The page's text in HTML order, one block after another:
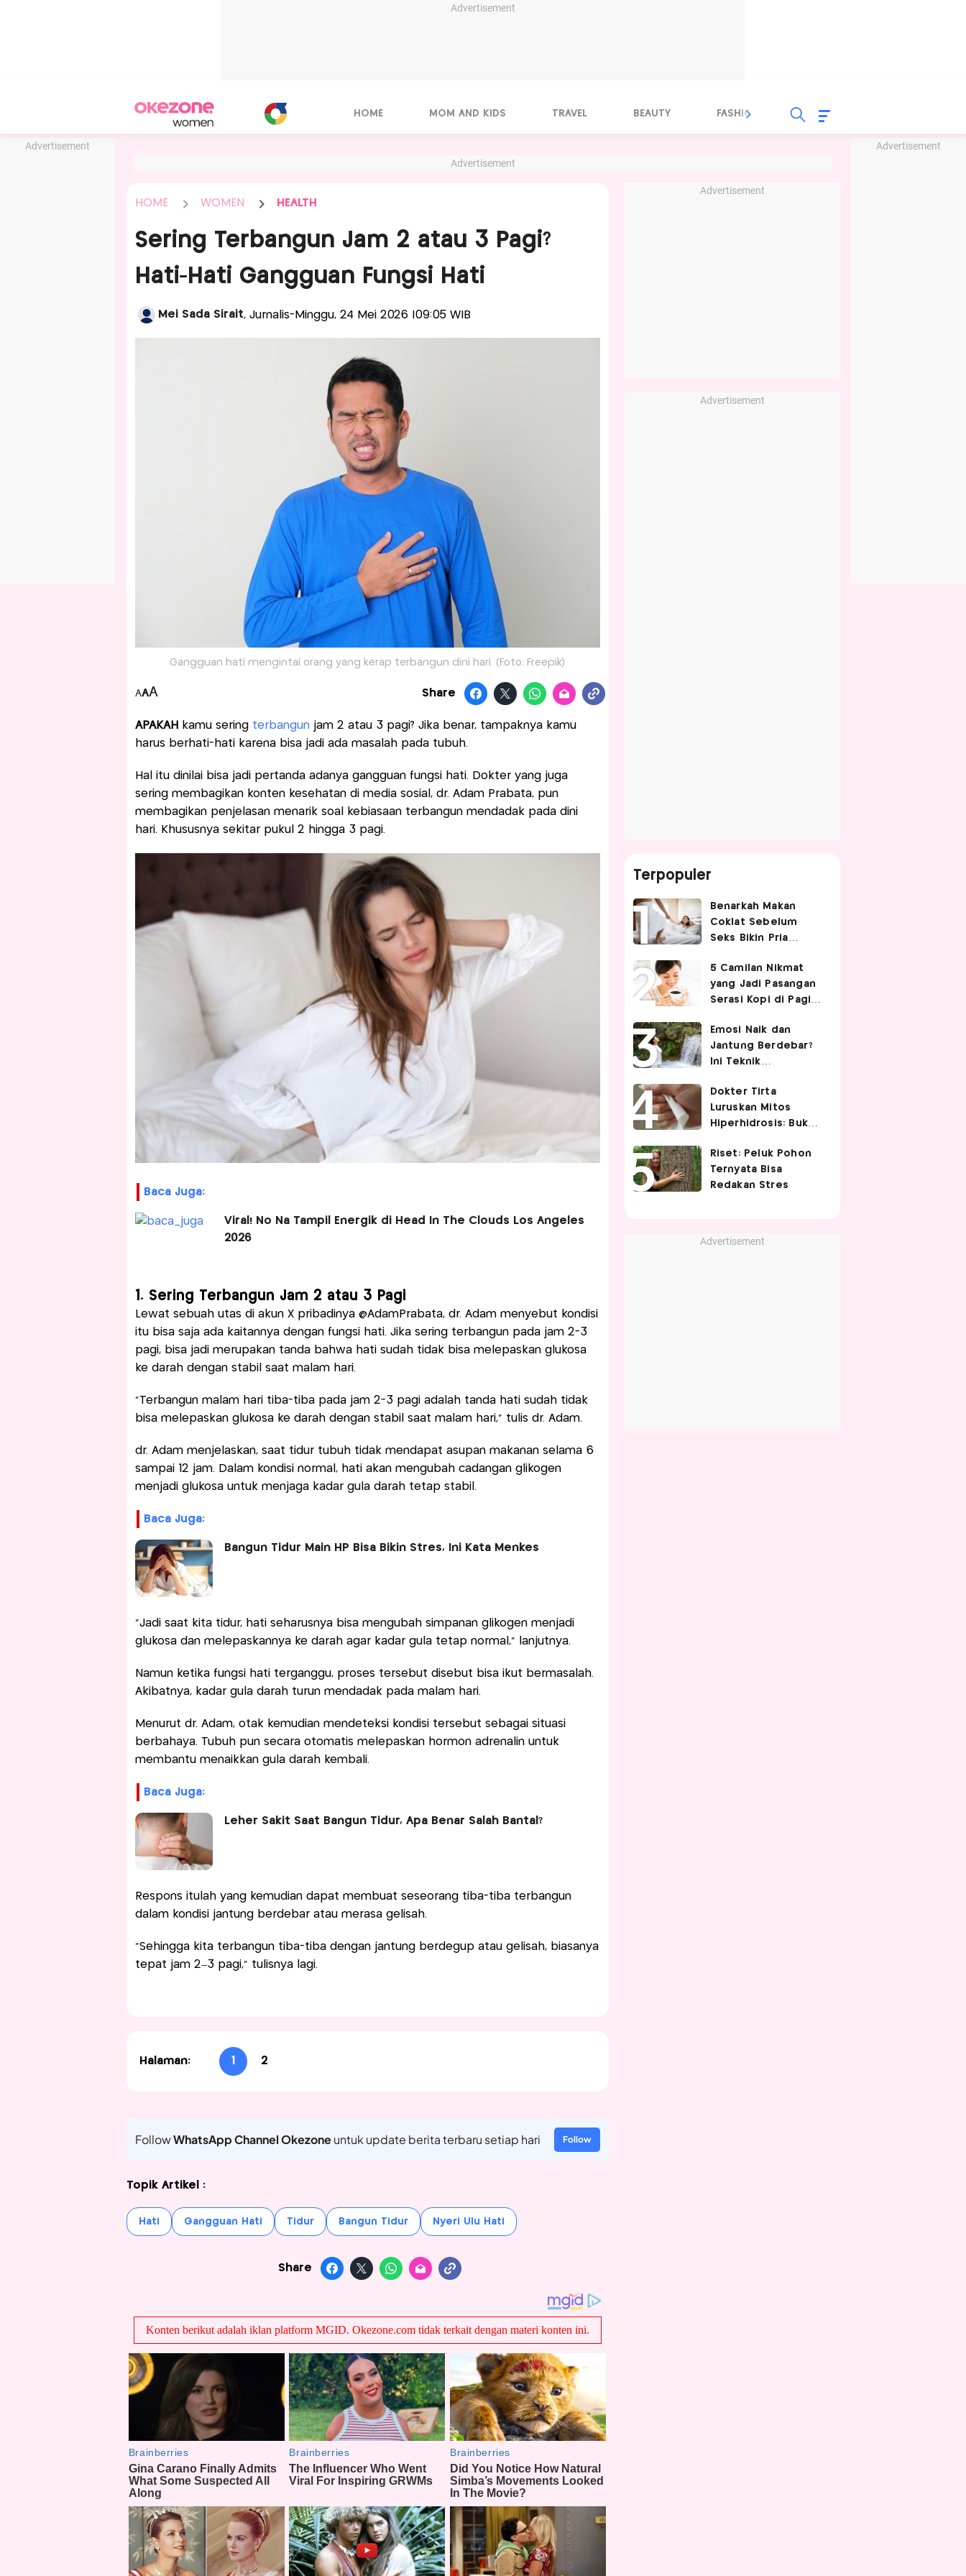
Advertisement
Advertisement Advertisement
HOME MOM AND KIDS TRAVEL BEAUTY FASHION FOOD
Advertisement
HOME WOMEN HEALTH
Sering Terbangun Jam 2 atau 3 Pagi?
Hati-Hati Gangguan Fungsi Hati
Mei Sada Sirait, Jurnalis-Minggu, 24 Mei 2026 |09:05 WIB
Gangguan hati mengintai orang yang kerap terbangun dini hari. (Foto: Freepik)
AAA Share
APAKAH kamu sering terbangunjam 2 atau 3 pagi? Jika benar, tampaknya kamu
harus berhati-hati karena bisa jadi ada masalah pada tubuh.
Hal itu dinilai bisa jadi pertanda adanya gangguan fungsi hati. Dokter yang juga
sering membagikan konten kesehatan di media sosial, dr. Adam Prabata, pun
membagikan penjelasan menarik soal kebiasaan terbangun mendadak pada dini
hari. Khususnya sekitar pukul 2 hingga 3 pagi.
Baca Juga:
Viral! No Na Tampil Energik di Head In The Clouds Los Angeles
2026
1. Sering Terbangun Jam 2 atau 3 Pagi
Lewat sebuah utas di akun X pribadinya @AdamPrabata, dr. Adam menyebut kondisi
itu bisa saja ada kaitannya dengan fungsi hati. Jika sering terbangun pada jam 2-3
pagi, bisa jadi merupakan tanda bahwa hati sudah tidak bisa melepaskan glukosa
ke darah dengan stabil saat malam hari.
“Terbangun malam hari tiba-tiba pada jam 2-3 pagi adalah tanda hati sudah tidak
bisa melepaskan glukosa ke darah dengan stabil saat malam hari,” tulis dr. Adam.
dr. Adam menjelaskan, saat tidur tubuh tidak mendapat asupan makanan selama 6
sampai 12 jam. Dalam kondisi normal, hati akan mengubah cadangan glikogen
menjadi glukosa untuk menjaga kadar gula darah tetap stabil.
Baca Juga:
Bangun Tidur Main HP Bisa Bikin Stres, Ini Kata Menkes
“Jadi saat kita tidur, hati seharusnya bisa mengubah simpanan glikogen menjadi
glukosa dan melepaskannya ke darah agar kadar gula tetap normal,” lanjutnya.
Namun ketika fungsi hati terganggu, proses tersebut disebut bisa ikut bermasalah.
Akibatnya, kadar gula darah turun mendadak pada malam hari.
Menurut dr. Adam, otak kemudian mendeteksi kondisi tersebut sebagai situasi
berbahaya. Tubuh pun secara otomatis melepaskan hormon adrenalin untuk
membantu menaikkan gula darah kembali.
Baca Juga:
Leher Sakit Saat Bangun Tidur, Apa Benar Salah Bantal?
Respons itulah yang kemudian dapat membuat seseorang tiba-tiba terbangun
dalam kondisi jantung berdebar atau merasa gelisah.
“Sehingga kita terbangun tiba-tiba dengan jantung berdegup atau gelisah, biasanya
tepat jam 2–3 pagi,” tulisnya lagi.
Halaman: 1 2
FollowWhatsApp Channel Okezoneuntuk update berita terbaru setiap hari Follow
Topik Artikel :
Hati Gangguan Hati Tidur Bangun Tidur Nyeri Ulu Hati
Share
Advertisement
Advertisement
Terpopuler
Benarkah Makan
Coklat Sebelum
Seks Bikin Pria
Cek 5 Faktanya
5 Camilan Nikmat
yang Jadi Pasangan
Serasi Kopi di Pagi
Emosi Naik dan
Jantung Berdebar?
Ini Teknik
Bisa Bantu Tubuh
Lebih Tenang
Dokter Tirta
Luruskan Mitos
Hiperhidrosis: Bukan
Jantung, tapi Saraf
Simpatis Berlebihan
Riset: Peluk Pohon
Ternyata Bisa
Redakan Stres
Advertisement